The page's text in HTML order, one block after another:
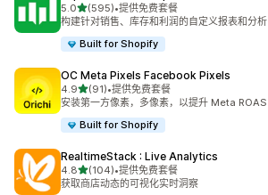
5.0星（满分 5 星）
(595)
总共 595 条评论
•提供免费套餐
构建针对销售、库存和利润的自定义报表和分析
Built for Shopify
OC Meta Pixels Facebook Pixels
4.9星（满分 5 星）
(91)
总共 91 条评论
•提供免费套餐
安装第一方像素，多像素，以提升 Meta ROAS
Built for Shopify
RealtimeStack : Live Analytics
4.8星（满分 5 星）
(104)
总共 104 条评论
•提供免费套餐
获取商店动态的可视化实时洞察